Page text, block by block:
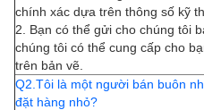
chính xác dựa trên thông số kỹ
2. Bạn có thể gửi cho chúng tôi
chúng tôi có thể cung cấp cho
trên bản vẽ.
Q2.Tôi là một người bán buôn
đặt hàng nhỏ?